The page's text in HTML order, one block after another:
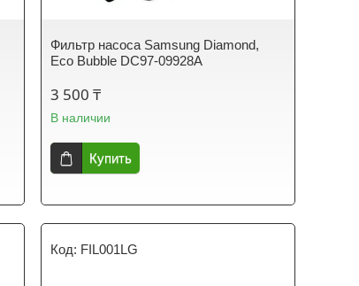
Фильтр насоса Samsung Diamond,
Eco Bubble DC97-09928A
3 500 ₸
В наличии
Купить
FIL001LG